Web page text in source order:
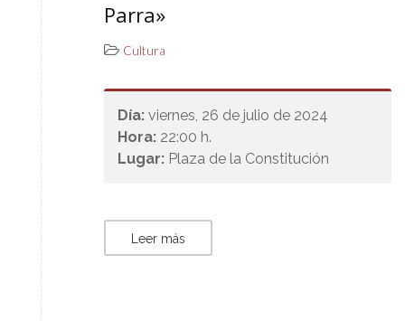
Parra»
Cultura
Día: viernes, 26 de julio de 2024
Hora: 22:00 h.
Lugar: Plaza de la Constitución
Leer más